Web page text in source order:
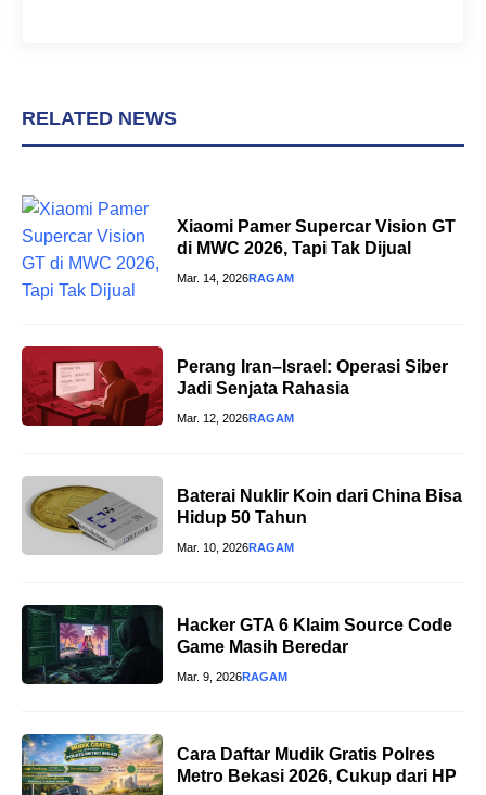
RELATED NEWS
Xiaomi Pamer Supercar Vision GT
di MWC 2026, Tapi Tak Dijual
Mar. 14, 2026RAGAM
Perang Iran–Israel: Operasi Siber
Jadi Senjata Rahasia
Mar. 12, 2026RAGAM
Baterai Nuklir Koin dari China Bisa
Hidup 50 Tahun
Mar. 10, 2026RAGAM
Hacker GTA 6 Klaim Source Code
Game Masih Beredar
Mar. 9, 2026RAGAM
Cara Daftar Mudik Gratis Polres
Metro Bekasi 2026, Cukup dari HP